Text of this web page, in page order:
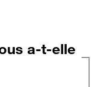
a-t-elle